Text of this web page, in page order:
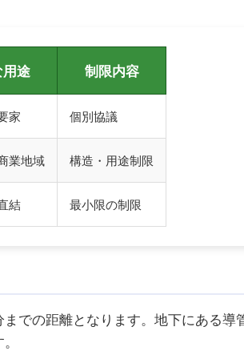
途 制限内容
家 個別協議
業地域 構造・用途制限
結 最小限の制限
での距離となります。地下にある導